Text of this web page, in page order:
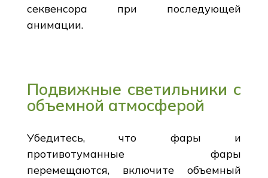
секвенсора при последующей
анимации.
Подвижные светильники с
объемной атмосферой
Убедитесь, что фары и
противотуманные фары
перемещаются, включите объемный